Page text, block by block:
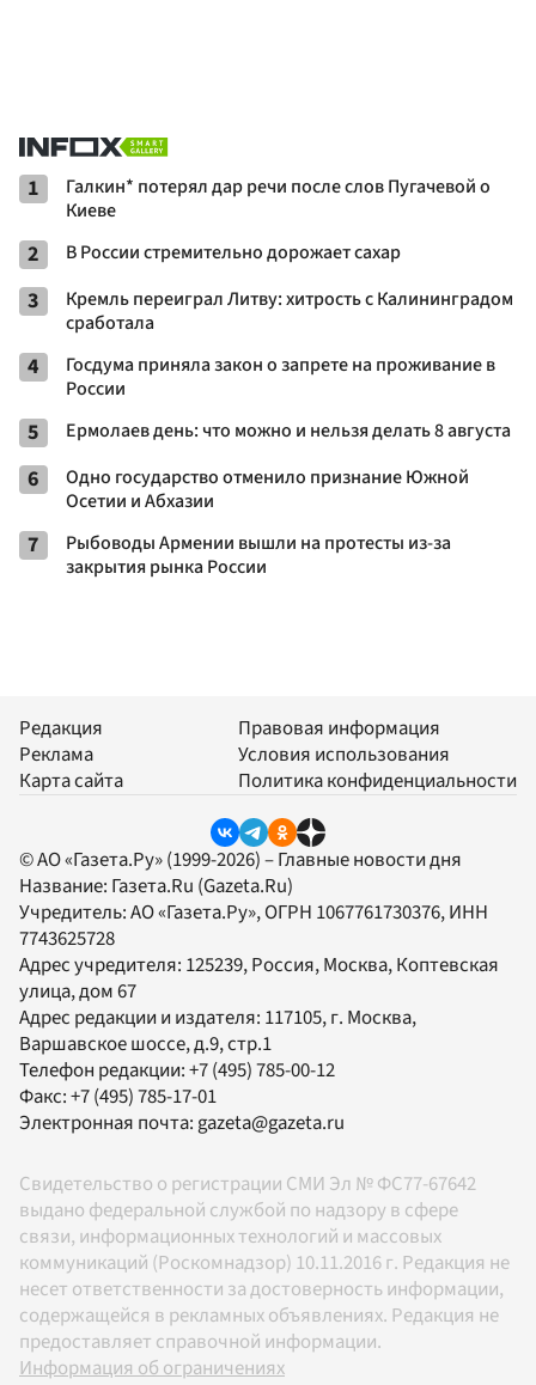
1
Галкин* потерял дар речи после слов Пугачевой о
Киеве
2 В России стремительно дорожает сахар
3
Кремль переиграл Литву: хитрость с Калининградом
сработала
4
Госдума приняла закон о запрете на проживание в
России
5 Ермолаев день: что можно и нельзя делать 8 августа
6
Одно государство отменило признание Южной
Осетии и Абхазии
7
Рыбоводы Армении вышли на протесты из-за
закрытия рынка России
Редакция
Реклама
Карта сайта
Правовая информация
Условия использования
Политика конфиденциальности
© АО «Газета.Ру» (1999-2026) – Главные новости дня
Название: Газета.Ru (Gazeta.Ru)
Учредитель:АО «Газета.Ру», ОГРН 1067761730376, ИНН
7743625728
Адрес учредителя: 125239, Россия, Москва, Коптевская
улица, дом 67
Адрес редакции и издателя: 117105, г. Москва,
Варшавское шоссе, д.9, стр.1
Телефон редакции:+7 (495) 785-00-12
Факс:+7 (495) 785-17-01
Электронная почта:gazeta@gazeta.ru
Свидетельство о регистрации СМИ Эл № ФС77-67642
выдано федеральной службой по надзору в сфере
связи, информационных технологий и массовых
коммуникаций (Роскомнадзор) 10.11.2016 г. Редакция не
несет ответственности за достоверность информации,
содержащейся в рекламных объявлениях. Редакция не
предоставляет справочной информации.
Информация об ограничениях